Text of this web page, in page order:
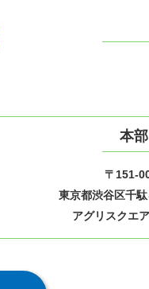
本部
〒151-
東京都渋谷区千
アグリスクエ